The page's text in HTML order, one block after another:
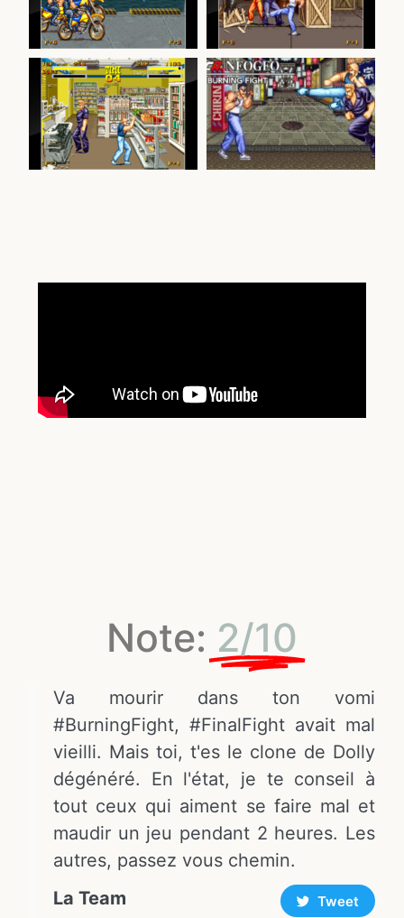
Va mourir dans ton vomi
#BurningFight, #FinalFight avait mal
vieilli. Mais toi, t'es le clone de Dolly
dégénéré. En l'état, je te conseil à
tout ceux qui aiment se faire mal et
maudir un jeu pendant 2 heures. Les
autres, passez vous chemin.
La Team
Tweet
Note: 2/10